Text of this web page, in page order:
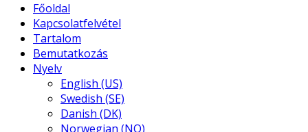
Főoldal
Kapcsolatfelvétel
Tartalom
Bemutatkozás
Nyelv
English (US)
Swedish (SE)
Danish (DK)
Norwegian (NO)